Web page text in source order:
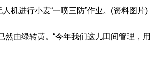
机进行小麦“一喷三防”作业。(资料图片)
由绿转黄。“今年我们这儿田间管理，